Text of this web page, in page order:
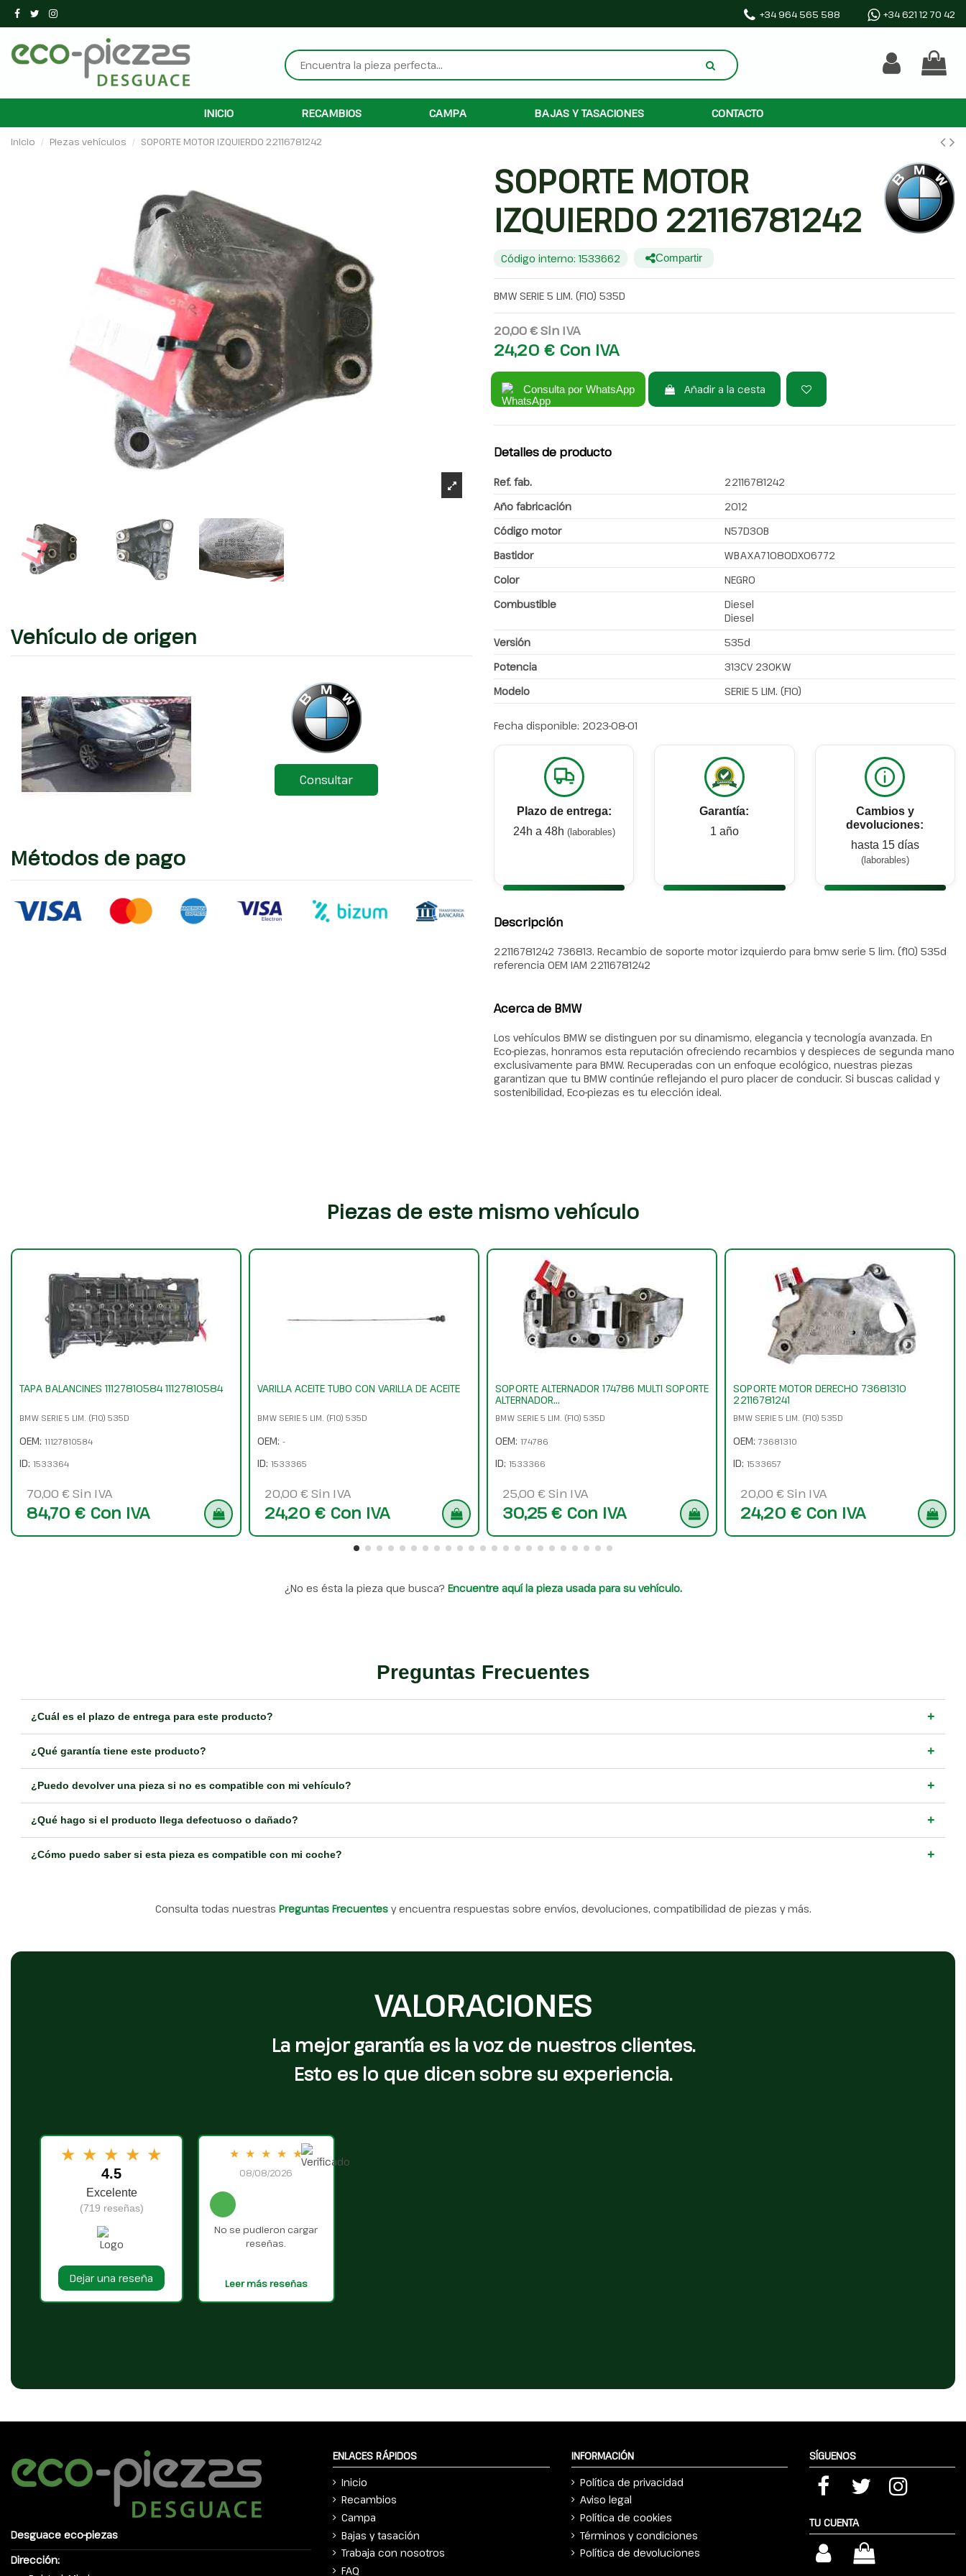
+34 964 565 588 +34 621 12 70 42
INICIO RECAMBIOS CAMPA BAJAS Y TASACIONES CONTACTO
Inicio Piezas vehículos SOPORTE MOTOR IZQUIERDO 22116781242
Vehículo de origen
Consultar
Métodos de pago
SOPORTE MOTOR
IZQUIERDO 22116781242
Código interno: 1533662 Compartir
BMW SERIE 5 LIM. (F10) 535D
20,00 €Sin IVA
24,20 € Con IVA
Consulta por WhatsApp Añadir a la cesta
Detalles de producto
Ref. fab.
22116781242
Año fabricación
2012
Código motor
N57D30B
Bastidor
WBAXA71080DX06772
Color
NEGRO
Combustible
Diesel
Diesel
Versión
535d
Potencia
313CV 230KW
Modelo
SERIE 5 LIM. (F10)
Fecha disponible: 2023-08-01
Plazo de entrega:
24h a 48h (laborables)
Garantía:
1 año
Cambios y
devoluciones:
hasta 15 días
(laborables)
Descripción
22116781242 736813. Recambio de soporte motor izquierdo para bmw serie 5 lim. (f10) 535d
referencia OEM IAM 22116781242
Acerca de BMW
Los vehículos BMW se distinguen por su dinamismo, elegancia y tecnología avanzada. En
Eco-piezas, honramos esta reputación ofreciendo recambios y despieces de segunda mano
exclusivamente para BMW. Recuperadas con un enfoque ecológico, nuestras piezas
garantizan que tu BMW continúe reflejando el puro placer de conducir. Si buscas calidad y
sostenibilidad, Eco-piezas es tu elección ideal.
Piezas de este mismo vehículo
TAPA BALANCINES 11127810584 11127810584
BMW SERIE 5 LIM. (F10) 535D
OEM: 11127810584
ID: 1533364
70,00 € Sin IVA
84,70 € Con IVA
VARILLA ACEITE TUBO CON VARILLA DE ACEITE
BMW SERIE 5 LIM. (F10) 535D
OEM: -
ID: 1533365
20,00 € Sin IVA
24,20 € Con IVA
SOPORTE ALTERNADOR 174786 MULTI SOPORTE
ALTERNADOR...
BMW SERIE 5 LIM. (F10) 535D
OEM: 174786
ID: 1533366
25,00 € Sin IVA
30,25 € Con IVA
SOPORTE MOTOR DERECHO 73681310
22116781241
BMW SERIE 5 LIM. (F10) 535D
OEM: 73681310
ID: 1533657
20,00 € Sin IVA
24,20 € Con IVA
¿No es ésta la pieza que busca? Encuentre aquí la pieza usada para su vehículo.
Preguntas Frecuentes
¿Cuál es el plazo de entrega para este producto? +
¿Qué garantía tiene este producto? +
¿Puedo devolver una pieza si no es compatible con mi vehículo? +
¿Qué hago si el producto llega defectuoso o dañado? +
¿Cómo puedo saber si esta pieza es compatible con mi coche? +
Consulta todas nuestras Preguntas Frecuentes y encuentra respuestas sobre envíos, devoluciones, compatibilidad de piezas y más.
VALORACIONES
La mejor garantía es la voz de nuestros clientes.
Esto es lo que dicen sobre su experiencia.
★ ★ ★ ★ ★
4.5
Excelente
(719 reseñas)
Dejar una reseña
★ ★ ★ ★ ★
08/08/2026
No se pudieron cargar
reseñas.
Leer más reseñas
Desguace eco-piezas
Dirección:
ENLACES RÁPIDOS
Inicio
Recambios
Campa
Bajas y tasación
Trabaja con nosotros
FAQ
INFORMACIÓN
Política de privacidad
Aviso legal
Política de cookies
Términos y condiciones
Política de devoluciones
SÍGUENOS
TU CUENTA